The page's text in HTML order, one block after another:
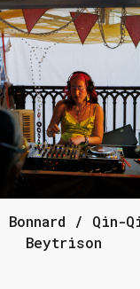
Bonnard / Qin-
Beytrison